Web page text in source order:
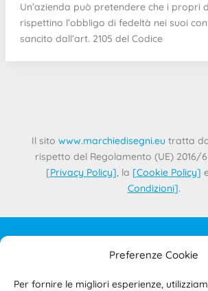
Preferenze Cookie
Per fornire le migliori esperienze,
Un’azienda può pretendere che i propri
rispettino l’obbligo di fedeltà nei suoi
sancito dall’art. 2105 del Codice
Il sito www.marchiedisegni.eu tratta
rispetto del Regolamento (UE) 2016/
[Privacy Policy], la [Cookie Policy]
Condizioni].
IL PROGETTO